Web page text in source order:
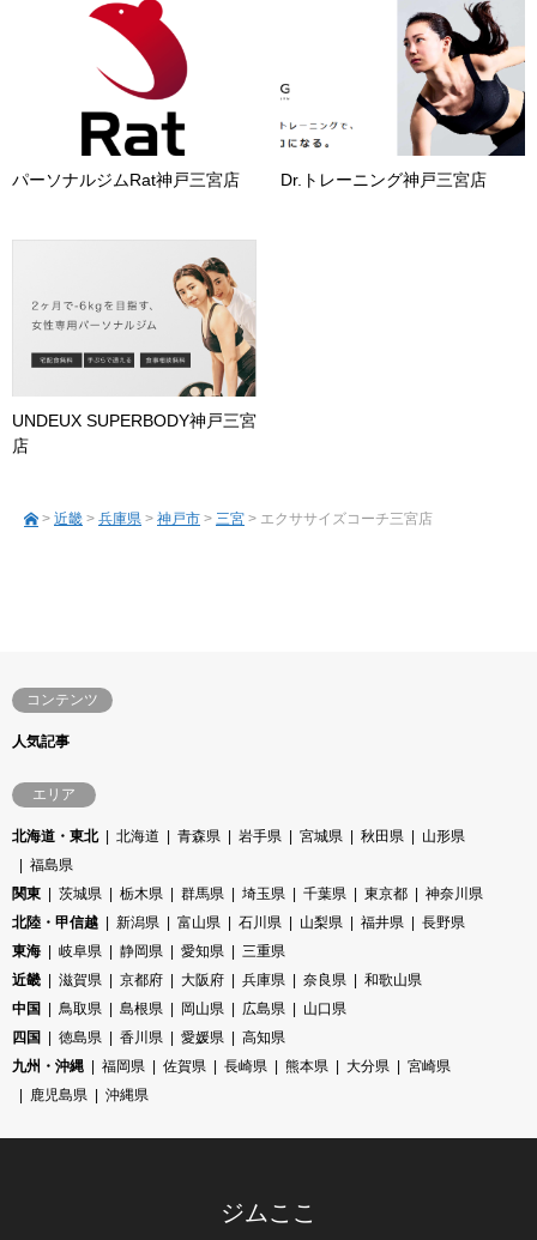
パーソナルジムRat神戸三宮店 Dr.トレーニング神戸三宮店
UNDEUX SUPERBODY神戸三宮
店
> 近畿 > 兵庫県 > 神戸市 > 三宮 > エクササイズコーチ三宮店
コンテンツ
人気記事
エリア
北海道・東北 北海道 青森県 岩手県 宮城県 秋田県
山形県
福島県
関東
茨城県 栃木県 群馬県 埼玉県 千葉県 東京都
神奈川県
北陸・甲信越
新潟県 富山県 石川県 山梨県 福井県
長野県
東海
岐阜県 静岡県 愛知県
三重県
近畿
滋賀県 京都府 大阪府 兵庫県 奈良県
和歌山県
中国
鳥取県 島根県 岡山県 広島県
山口県
四国
徳島県 香川県 愛媛県
高知県
九州・沖縄
福岡県 佐賀県 長崎県 熊本県 大分県
宮崎県
鹿児島県
沖縄県
ジムここ